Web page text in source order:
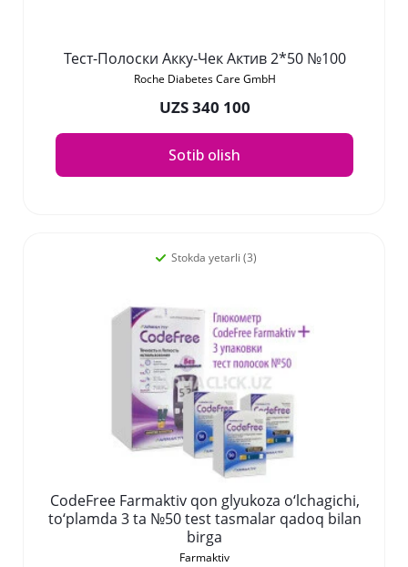
Тест-Полоски Акку-Чек Актив 2*50 №100
Roche Diabetes Care GmbH
UZS 340 100
Sotib olish
Stokda yetarli (3)
CodeFree Farmaktiv qon glyukoza o‘lchagichi,
to‘plamda 3 ta №50 test tasmalar qadoq bilan
birga
Farmaktiv